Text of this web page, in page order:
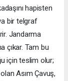
hapisten
bir telgraf
Jandarma
çıkar. Tam bu
için teslim olur;
Asım Çavuş,